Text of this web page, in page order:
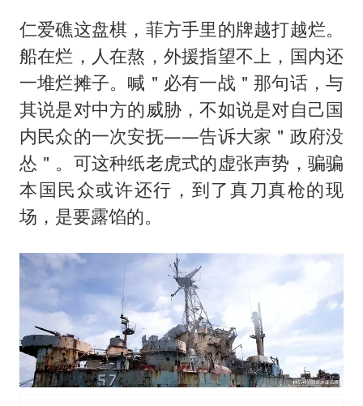
仁爱礁这盘棋，菲方手里的牌越打越烂。
船在烂，人在熬，外援指望不上，国内还
一堆烂摊子。喊＂必有一战＂那句话，与
其说是对中方的威胁，不如说是对自己国
内民众的一次安抚——告诉大家＂政府没
怂＂。可这种纸老虎式的虚张声势，骗骗
本国民众或许还行，到了真刀真枪的现
场，是要露馅的。